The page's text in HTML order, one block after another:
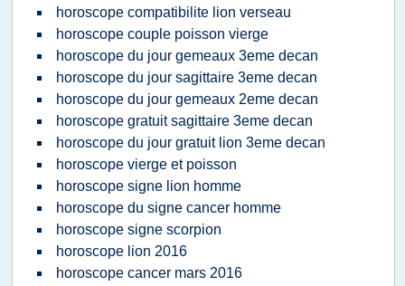
horoscope compatibilite lion verseau
horoscope couple poisson vierge
horoscope du jour gemeaux 3eme decan
horoscope du jour sagittaire 3eme decan
horoscope du jour gemeaux 2eme decan
horoscope gratuit sagittaire 3eme decan
horoscope du jour gratuit lion 3eme decan
horoscope vierge et poisson
horoscope signe lion homme
horoscope du signe cancer homme
horoscope signe scorpion
horoscope lion 2016
horoscope cancer mars 2016